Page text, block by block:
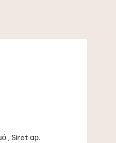
, Siret αρ.